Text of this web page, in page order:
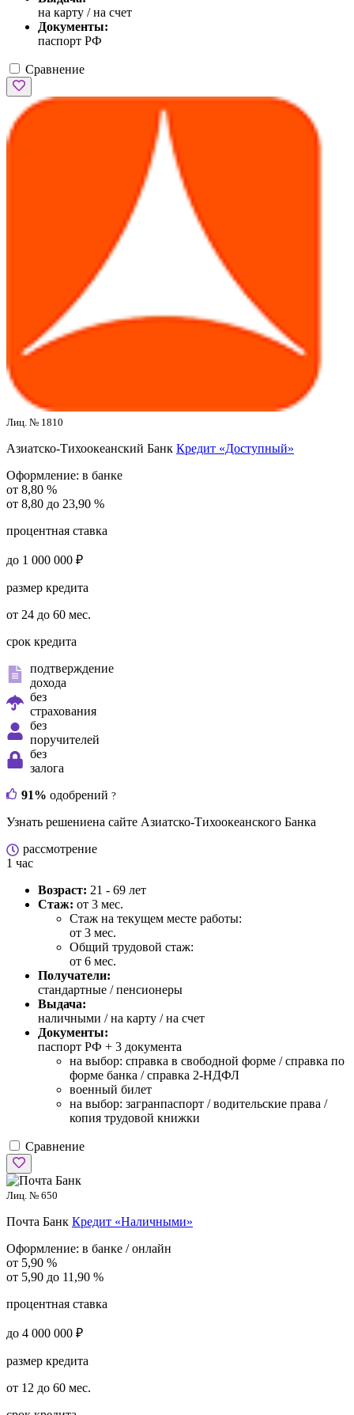
на карту / на счет
Документы:
паспорт РФ
Сравнение
Лиц. № 1810
Азиатско-Тихоокеанский Банк Кредит «Доступный»
Оформление: в банке
от 8,80 %
от 8,80 до 23,90 %
процентная ставка
до 1 000 000 ₽
размер кредита
от 24 до 60 мес.
срок кредита
подтверждение
дохода
без
страхования
без
поручителей
без
залога
91% одобрений ?
Узнать решениена сайте Азиатско-Тихоокеанского Банка
рассмотрение
1 час
Возраст: 21 - 69 лет
Стаж: от 3 мес.
Стаж на текущем месте работы:
от 3 мес.
Общий трудовой стаж:
от 6 мес.
Получатели:
стандартные / пенсионеры
Выдача:
наличными / на карту / на счет
Документы:
паспорт РФ + 3 документа
на выбор: справка в свободной форме / справка по
форме банка / справка 2-НДФЛ
военный билет
на выбор: загранпаспорт / водительские права /
копия трудовой книжки
Сравнение
Лиц. № 650
Почта Банк Кредит «Наличными»
Оформление: в банке / онлайн
от 5,90 %
от 5,90 до 11,90 %
процентная ставка
до 4 000 000 ₽
размер кредита
от 12 до 60 мес.